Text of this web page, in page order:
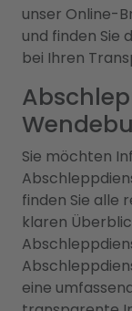
unser Online-
und finden Sie
bei Ihren
Sie möchten
finden Sie alle
klaren
eine